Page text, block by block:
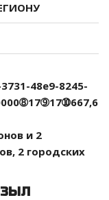
48e9-8245-
и 2
2 городских